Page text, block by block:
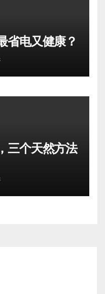
省电又健康？
三个天然方法